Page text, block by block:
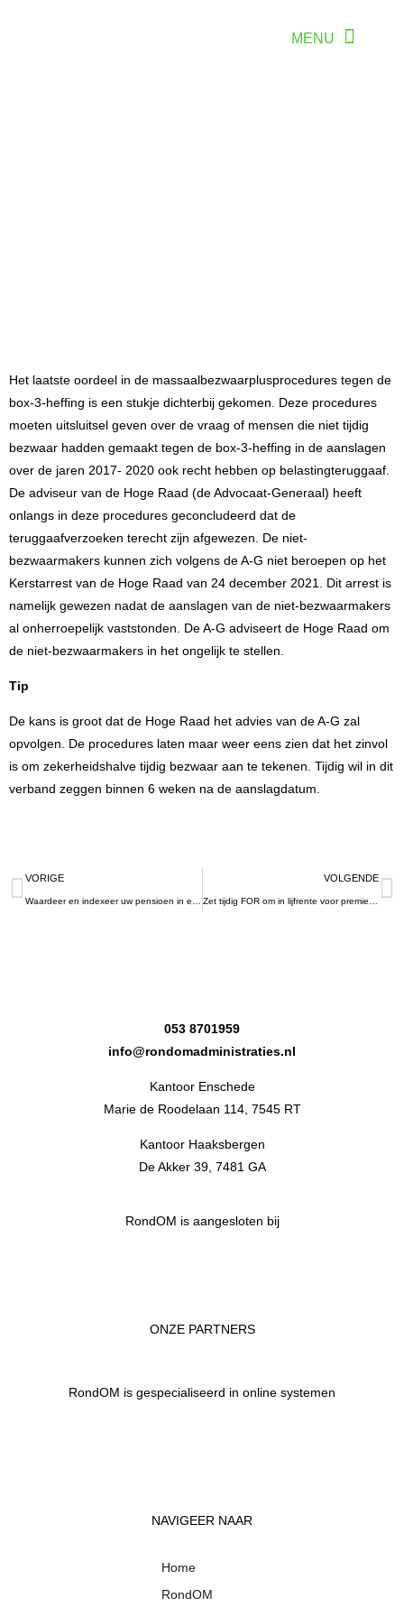
Het laatste oordeel in de massaalbezwaarplusprocedures tegen de
box-3-heffing is een stukje dichterbij gekomen. Deze procedures
moeten uitsluitsel geven over de vraag of mensen die niet tijdig
bezwaar hadden gemaakt tegen de box-3-heffing in de aanslagen
over de jaren 2017- 2020 ook recht hebben op belastingteruggaaf.
De adviseur van de Hoge Raad (de Advocaat-Generaal) heeft
onlangs in deze procedures geconcludeerd dat de
teruggaafverzoeken terecht zijn afgewezen. De niet-
bezwaarmakers kunnen zich volgens de A-G niet beroepen op het
Kerstarrest van de Hoge Raad van 24 december 2021. Dit arrest is
namelijk gewezen nadat de aanslagen van de niet-bezwaarmakers
al onherroepelijk vaststonden. De A-G adviseert de Hoge Raad om
de niet-bezwaarmakers in het ongelijk te stellen.
Tip
De kans is groot dat de Hoge Raad het advies van de A-G zal
opvolgen. De procedures laten maar weer eens zien dat het zinvol
is om zekerheidshalve tijdig bezwaar aan te tekenen. Tijdig wil in dit
verband zeggen binnen 6 weken na de aanslagdatum.
VORIGE
Waardeer en indexeer uw pensioen in eigen beheer
VOLGENDE
Zet tijdig FOR om in lijfrente voor premieaftrek in 2025
053 8701959
info@rondomadministraties.nl
Kantoor Enschede
Marie de Roodelaan 114, 7545 RT
Kantoor Haaksbergen
De Akker 39, 7481 GA
RondOM is aangesloten bij
ONZE PARTNERS
RondOM is gespecialiseerd in online systemen
NAVIGEER NAAR
Home
RondOM